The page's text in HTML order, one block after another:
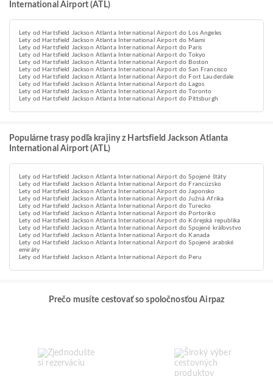
International Airport (ATL)
Lety od Hartsfield Jackson Atlanta International Airport do Los Angeles
Lety od Hartsfield Jackson Atlanta International Airport do Miami
Lety od Hartsfield Jackson Atlanta International Airport do Paris
Lety od Hartsfield Jackson Atlanta International Airport do Tokyo
Lety od Hartsfield Jackson Atlanta International Airport do Boston
Lety od Hartsfield Jackson Atlanta International Airport do San Francisco
Lety od Hartsfield Jackson Atlanta International Airport do Fort Lauderdale
Lety od Hartsfield Jackson Atlanta International Airport do Lagos
Lety od Hartsfield Jackson Atlanta International Airport do Toronto
Lety od Hartsfield Jackson Atlanta International Airport do Pittsburgh
Populárne trasy podľa krajiny z Hartsfield Jackson Atlanta
International Airport (ATL)
Lety od Hartsfield Jackson Atlanta International Airport do Spojené štáty
Lety od Hartsfield Jackson Atlanta International Airport do Francúzsko
Lety od Hartsfield Jackson Atlanta International Airport do Japonsko
Lety od Hartsfield Jackson Atlanta International Airport do Južná Afrika
Lety od Hartsfield Jackson Atlanta International Airport do Turecko
Lety od Hartsfield Jackson Atlanta International Airport do Portoriko
Lety od Hartsfield Jackson Atlanta International Airport do Kórejská republika
Lety od Hartsfield Jackson Atlanta International Airport do Spojené kráľovstvo
Lety od Hartsfield Jackson Atlanta International Airport do Kanada
Lety od Hartsfield Jackson Atlanta International Airport do Spojené arabské
emiráty
Lety od Hartsfield Jackson Atlanta International Airport do Peru
Prečo musíte cestovať so spoločnosťou Airpaz